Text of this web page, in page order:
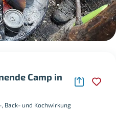
Camp in
Back- und Kochwirkung